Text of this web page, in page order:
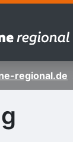
regional.de